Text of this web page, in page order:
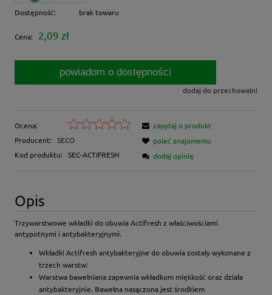
Dostępność: brak towaru
Cena: 2,09 zł
powiadom o dostępności
dodaj do przechowalni
Ocena:
Producent:
SECO
Kod produktu:
SEC-ACTIFRESH
zapytaj o produkt
poleć znajomemu
dodaj opinię
Opis
Trzywarstwowe wkładki do obuwia Actifresh z właściwościami
antypotnymi i antybakteryjnymi.
Wkładki Actifresh antybakteryjne do obuwia zostały wykonane z
trzech warstw:
Warstwa bawełniana zapewnia wkładkom miękkość oraz działa
antybakteryjnie. Bawełna nasączona jest środkiem